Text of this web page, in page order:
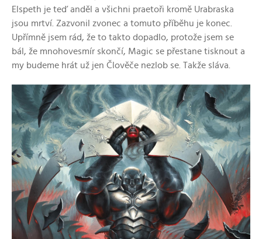
Elspeth je teď anděl a všichni praetoři kromě Urabraska
jsou mrtví. Zazvonil zvonec a tomuto příběhu je konec.
Upřímně jsem rád, že to takto dopadlo, protože jsem se
bál, že mnohovesmír skončí, Magic se přestane tisknout a
my budeme hrát už jen Člověče nezlob se. Takže sláva.